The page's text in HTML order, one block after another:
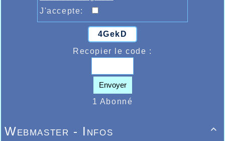
J'accepte:
4GekD
Recopier le code :
Envoyer
1 Abonné

Webmaster - Infos